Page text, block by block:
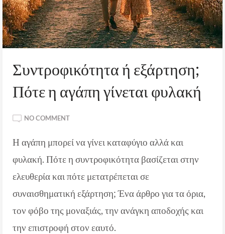
Συντροφικότητα ή εξάρτηση;
Πότε η αγάπη γίνεται φυλακή
NO COMMENTON
Ή Ε
ΌΤΕ Η
Α
ΓΆΠΗ Γ
ΊΝΕΤΑΙ Φ
ΥΛΑΚΉ
Η αγάπη μπορεί να γίνει καταφύγιο αλλά και
φυλακή. Πότε η συντροφικότητα βασίζεται στην
ελευθερία και πότε μετατρέπεται σε
συναισθηματική εξάρτηση; Ένα άρθρο για τα όρια,
τον φόβο της μοναξιάς, την ανάγκη αποδοχής και
την επιστροφή στον εαυτό.